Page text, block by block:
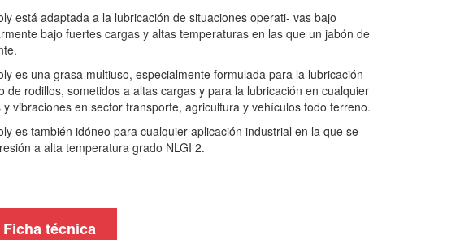
está adaptada a la lubricación de situaciones operati- vas bajo
bajo fuertes cargas y altas temperaturas en las que un jabón de
es una grasa multiuso, especialmente formulada para la lubricación
de rodillos, sometidos a altas cargas y para la lubricación en cualquier
vibraciones en sector transporte, agricultura y vehículos todo terreno.
es también idóneo para cualquier aplicación industrial en la que se
a alta temperatura grado NLGI 2.
Ficha técnica